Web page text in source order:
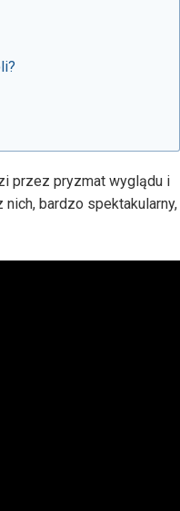
przez pryzmat wyglądu i
bardzo spektakularny,